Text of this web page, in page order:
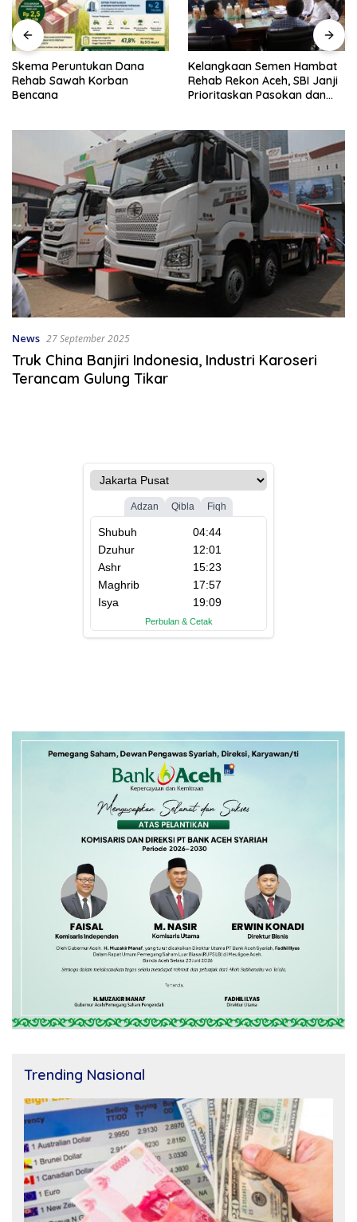
Skema Peruntukan Dana
Rehab Sawah Korban
Bencana
Kelangkaan Semen Hambat
Rehab Rekon Aceh, SBI Janji
Prioritaskan Pasokan dan
News 27 September 2025
Truk China Banjiri Indonesia, Industri Karoseri
Terancam Gulung Tikar
Trending Nasional